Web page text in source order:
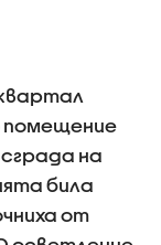
помещение
на
била
от